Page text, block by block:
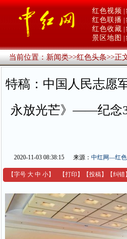
红色视频
红色联播
红色收藏
景区地图
当前位置：新闻类>>红色头条>>正
特稿：中国人民志愿
永放光芒》——纪念
2020-11-03 08:38:15 来源： 中红网—红色
【字号 大 中 小】 【打印 】 【投稿】 【纠错】